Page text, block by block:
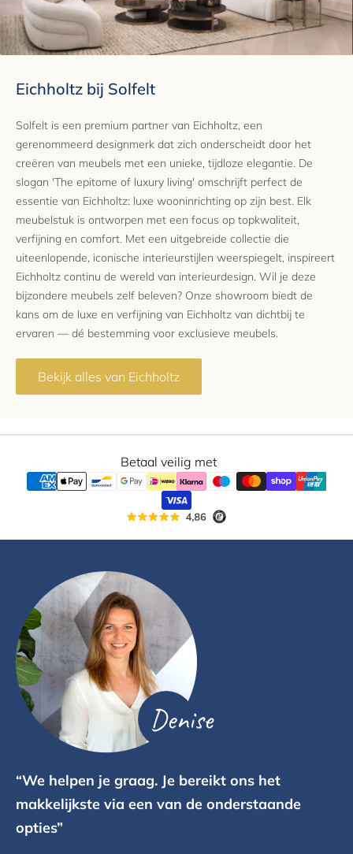
Eichholtz bij Solfelt
Solfelt is een premium partner van Eichholtz, een
gerenommeerd designmerk dat zich onderscheidt door het
creëren van meubels met een unieke, tijdloze elegantie. De
slogan 'The epitome of luxury living' omschrijft perfect de
essentie van Eichholtz: luxe wooninrichting op zijn best. Elk
meubelstuk is ontworpen met een focus op topkwaliteit,
verfijning en comfort. Met een uitgebreide collectie die
uiteenlopende, iconische interieurstijlen weerspiegelt, inspireert
Eichholtz continu de wereld van interieurdesign. Wil je deze
bijzondere meubels zelf beleven? Onze showroom biedt de
kans om de luxe en verfijning van Eichholtz van dichtbij te
ervaren — dé bestemming voor exclusieve meubels.
Bekijk alles van Eichholtz
Betaal veilig met
Denise
“We helpen je graag. Je bereikt ons het
makkelijkste via een van de onderstaande
opties”